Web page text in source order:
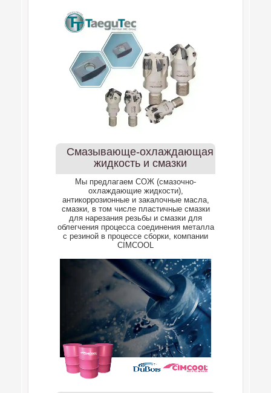
Смазывающе-охлаждающая
жидкость и смазки
Мы предлагаем СОЖ (смазочно-
охлаждающие жидкости),
антикоррозионные и закалочные масла,
смазки, в том числе пластичные смазки
для нарезания резьбы и смазки для
облегчения процесса соединения металла
с резиной в процессе сборки, компании
CIMCOOL